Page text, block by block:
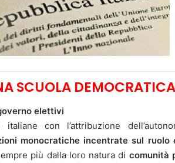
SCUOLA DEMOCRATICA
elettivi
italiane con l’attribuzione
monocratiche incentrate sul
più dalla loro natura di comunità